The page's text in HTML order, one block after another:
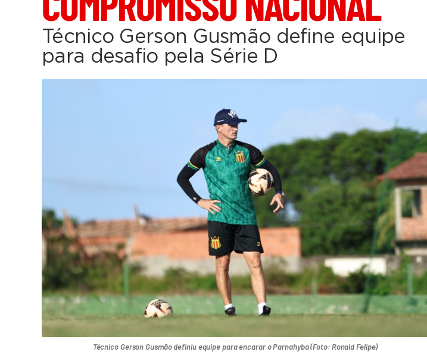
Técnico Gerson Gusmão define equipe
para desafio pela Série D
Técnico Gerson Gusmão definiu equipe para encarar o Parnahyba (Foto: Ronald Felipe)